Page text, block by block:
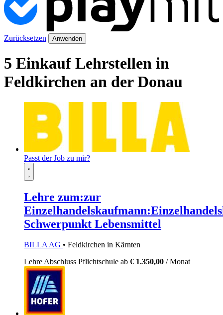
Zurücksetzen Anwenden
5 Einkauf Lehrstellen in
Feldkirchen an der Donau
Passt der Job zu mir?
Lehre zum:zur
Schwerpunkt Lebensmittel
BILLA AG • Feldkirchen in Kärnten
LehreAbschluss Pflichtschule ab € 1.350,00 / Monat